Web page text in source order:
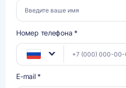
Номер телефона *
E-mail *